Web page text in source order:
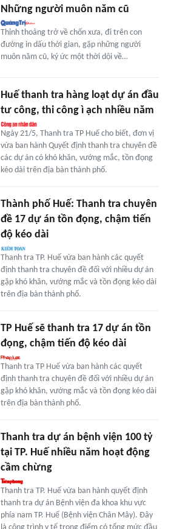
Những người muôn năm cũ
Thỉnh thoảng trở về chốn xưa, đi trên con
đường in dấu thời gian, gặp những người
muôn năm cũ, ký ức một thời dội về…
Huế thanh tra hàng loạt dự án đầu
tư công, thi công ì ạch nhiều năm
Ngày 21/5, Thanh tra TP Huế cho biết, đơn vị
vừa ban hành Quyết định thanh tra chuyên đề
các dự án có khó khăn, vướng mắc, tồn đọng
kéo dài trên địa bàn thành phố.
Thành phố Huế: Thanh tra chuyên
đề 17 dự án tồn đọng, chậm tiến
độ kéo dài
Thanh tra TP. Huế vừa ban hành các quyết
định thanh tra chuyên đề đối với nhiều dự án
gặp khó khăn, vướng mắc và tồn đọng kéo dài
trên địa bàn thành phố.
TP Huế sẽ thanh tra 17 dự án tồn
đọng, chậm tiến độ kéo dài
Thanh tra TP Huế vừa ban hành các quyết
định thanh tra chuyên đề đối với nhiều dự án
gặp khó khăn, vướng mắc và tồn đọng kéo dài
trên địa bàn thành phố.
Thanh tra dự án bệnh viện 100 tỷ
tại TP. Huế nhiều năm hoạt động
cầm chừng
Thanh tra TP. Huế vừa ban hành quyết định
thanh tra dự án Bệnh viện đa khoa khu vực
phía nam TP. Huế (Bệnh viện Chân Mây). Đây